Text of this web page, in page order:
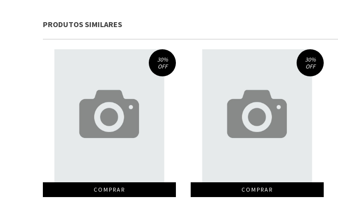
PRODUTOS SIMILARES
30%
OFF
COMPRAR
30%
OFF
COMPRAR